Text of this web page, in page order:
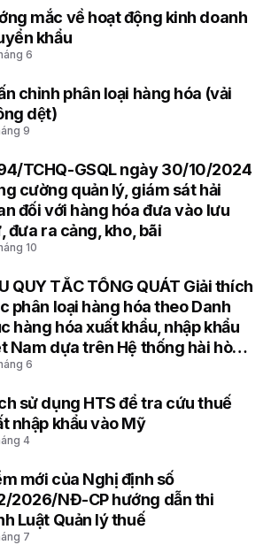
mắc về hoạt động kinh doanh
khẩu
6
chỉnh phân loại hàng hóa (vải
dệt)
9
TCHQ-GSQL ngày 30/10/2024
cường quản lý, giám sát hải
đối với hàng hóa đưa vào lưu
đưa ra cảng, kho, bãi
10
QUY TẮC TỔNG QUÁT Giải thích
phân loại hàng hóa theo Danh
hàng hóa xuất khẩu, nhập khẩu
Nam dựa trên Hệ thống hài hòa
và mã hóa hàng hóa (HS) của
6
sử dụng HTS để tra cứu thuế
nhập khẩu vào Mỹ
4
mới của Nghị định số
2026/NĐ-CP hướng dẫn thi
Luật Quản lý thuế
7